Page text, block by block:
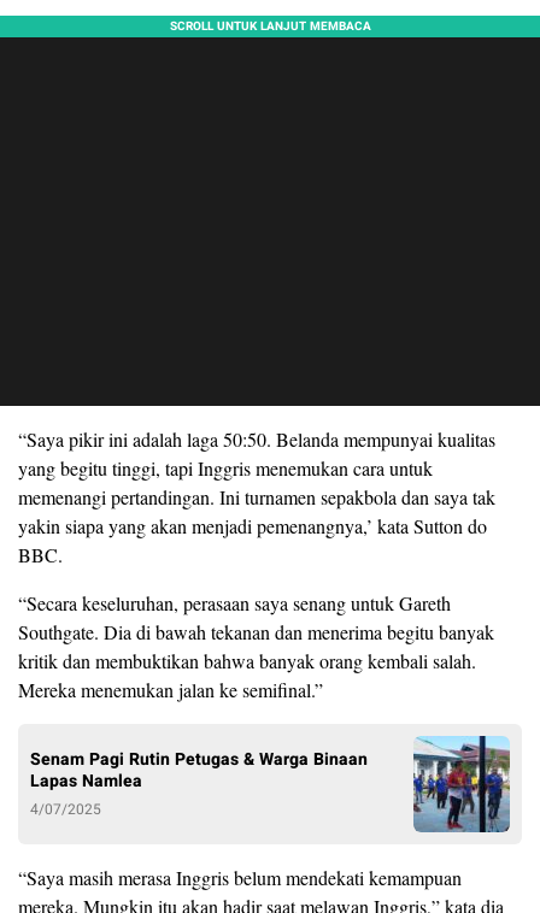
“Saya pikir ini adalah laga 50:50. Belanda mempunyai kualitas
yang begitu tinggi, tapi Inggris menemukan cara untuk
memenangi pertandingan. Ini turnamen sepakbola dan saya tak
yakin siapa yang akan menjadi pemenangnya,’ kata Sutton do
BBC.
“Secara keseluruhan, perasaan saya senang untuk Gareth
Southgate. Dia di bawah tekanan dan menerima begitu banyak
kritik dan membuktikan bahwa banyak orang kembali salah.
Mereka menemukan jalan ke semifinal.”
Senam Pagi Rutin Petugas & Warga Binaan
Lapas Namlea
4/07/2025
“Saya masih merasa Inggris belum mendekati kemampuan
mereka. Mungkin itu akan hadir saat melawan Inggris,” kata dia